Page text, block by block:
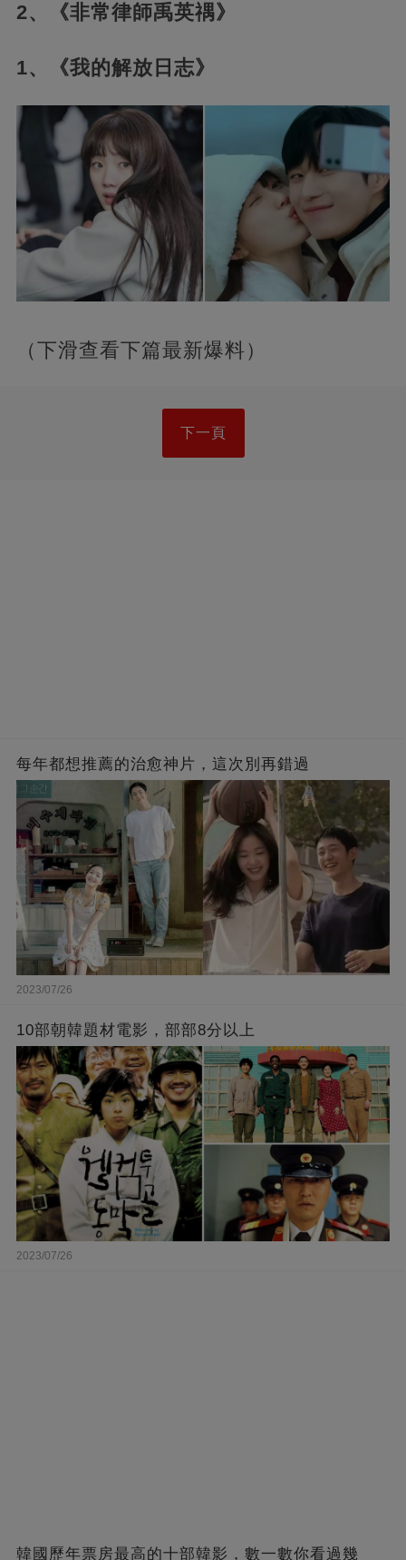
2、《非常律師禹英禑》
1、《我的解放日志》
（下滑查看下篇最新爆料）
下一頁
每年都想推薦的治愈神片，這次別再錯過
2023/07/26
10部朝韓題材電影，部部8分以上
2023/07/26
韓國歷年票房最高的十部韓影，數一數你看過幾